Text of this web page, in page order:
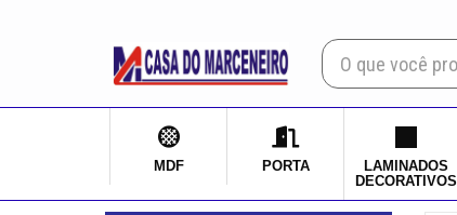
MDF PORTA
LAMINADOS
DECORATIVOS